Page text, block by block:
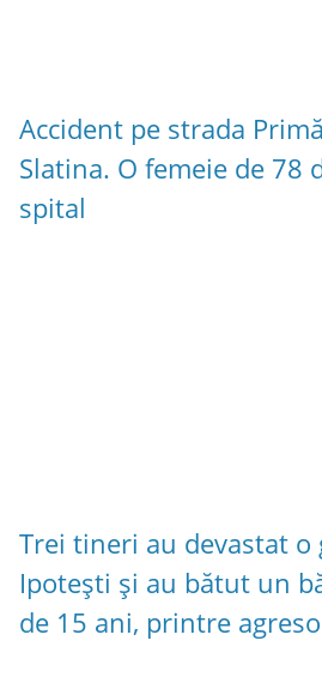
Accident pe strada
Slatina. O femeie de 78
spital
Trei tineri au devastat o
Ipotești și au bătut un
de 15 ani, printre